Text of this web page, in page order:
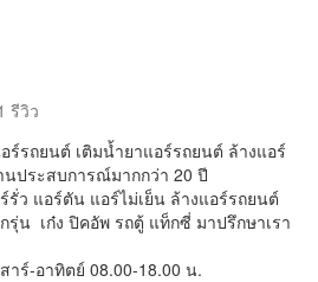
รีวิว
รถยนต์ เติมน้ำยาแอร์รถยนต์ ล้างแอร์
ประสบการณ์มากกว่า 20 ปี
ว แอร์ตัน แอร์ไม่เย็น ล้างแอร์รถยนต์
รุ่น เก๋ง ปิคอัพ รถตู้ แท็กซี่ มาปรึกษาเรา
าร์-อาทิตย์ 08.00-18.00 น.